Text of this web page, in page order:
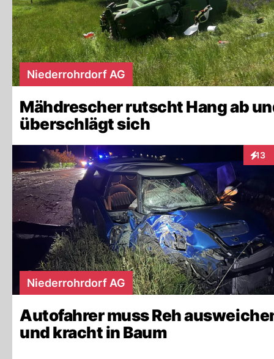
Niederrohrdorf AG
Mähdrescher rutscht Hang ab
überschlägt sich
13
Niederrohrdorf AG
Autofahrer muss Reh
und kracht in Baum